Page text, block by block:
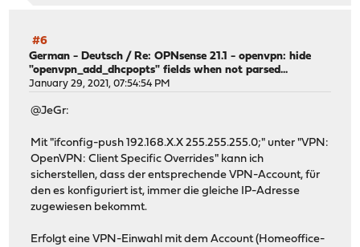
#6
German - Deutsch / Re: OPNsense 21.1 - openvpn: hide
"openvpn_add_dhcpopts" fields when not parsed...
January 29, 2021, 07:54:54 PM
@JeGr:
Mit "ifconfig-push 192.168.X.X 255.255.255.0;" unter "VPN:
OpenVPN: Client Specific Overrides" kann ich
sicherstellen, dass der entsprechende VPN-Account, für
den es konfiguriert ist, immer die gleiche IP-Adresse
zugewiesen bekommt.
Erfolgt eine VPN-Einwahl mit dem Account (Homeoffice-